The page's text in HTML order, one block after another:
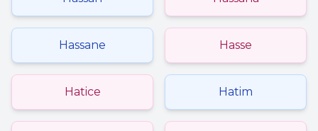
Hassane Hasse
Hatice Hatim